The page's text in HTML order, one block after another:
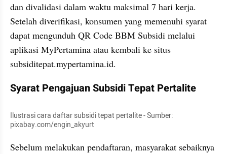
dan divalidasi dalam waktu maksimal 7 hari kerja.
Setelah diverifikasi, konsumen yang memenuhi syarat
dapat mengunduh QR Code BBM Subsidi melalui
aplikasi MyPertamina atau kembali ke situs
subsiditepat.mypertamina.id.
Syarat Pengajuan Subsidi Tepat Pertalite
Ilustrasi cara daftar subsidi tepat pertalite - Sumber:
pixabay.com/engin_akyurt
Sebelum melakukan pendaftaran, masyarakat sebaiknya